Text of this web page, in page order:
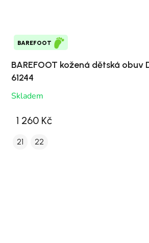
BAREFOOT
BAREFOOT kožená dětská obuv
61244
Skladem
1 260 Kč
21 22